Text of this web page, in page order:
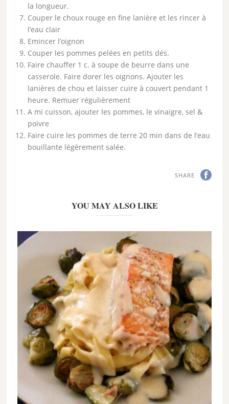
la longueur.
Couper le choux rouge en fine lanière et les rincer à
l’eau clair
Emincer l’oignon
Couper les pommes pelées en petits dés.
Faire chauffer 1 c. à soupe de beurre dans une
casserole. Faire dorer les oignons. Ajouter les
lanières de chou et laisser cuire à couvert pendant 1
heure. Remuer régulièrement
A mi cuisson, ajouter les pommes, le vinaigre, sel &
poivre
Faire cuire les pommes de terre 20 min dans de l’eau
bouillante légèrement salée.
SHARE
YOU MAY ALSO LIKE